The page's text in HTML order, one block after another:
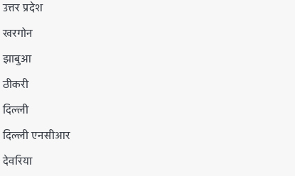
उत्तर प्रदेश
खरगोन
झाबुआ
ठीकरी
दिल्ली
दिल्ली एनसीआर
देवरिया